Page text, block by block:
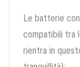
Le batterie
compatibili tra
rientra in